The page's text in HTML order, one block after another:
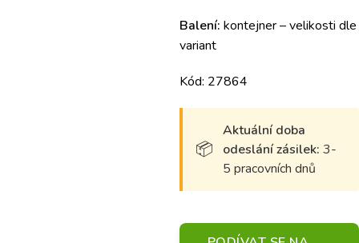
Balení: kontejner – velikosti dle
variant
Kód: 27864
Aktuální doba
odeslání zásilek: 3-
5 pracovních dnů